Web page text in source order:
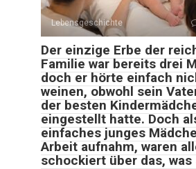
Lebensgeschichte
Der einzige Erbe der
Familie war bereits drei
doch er hörte einfach
weinen, obwohl sein
der besten
eingestellt hatte. Doch
einfaches junges
Arbeit aufnahm, waren
schockiert über das,